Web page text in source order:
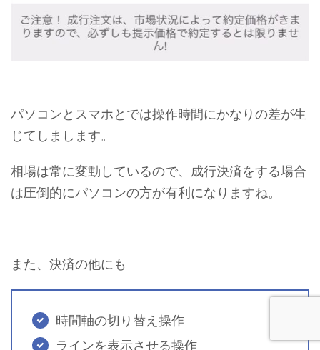
パソコンとスマホとでは操作時間にかなりの差が生
じてしまします。
相場は常に変動しているので、成行決済をする場合
は圧倒的にパソコンの方が有利になりますね。
また、決済の他にも
時間軸の切り替え操作
ラインを表示させる操作